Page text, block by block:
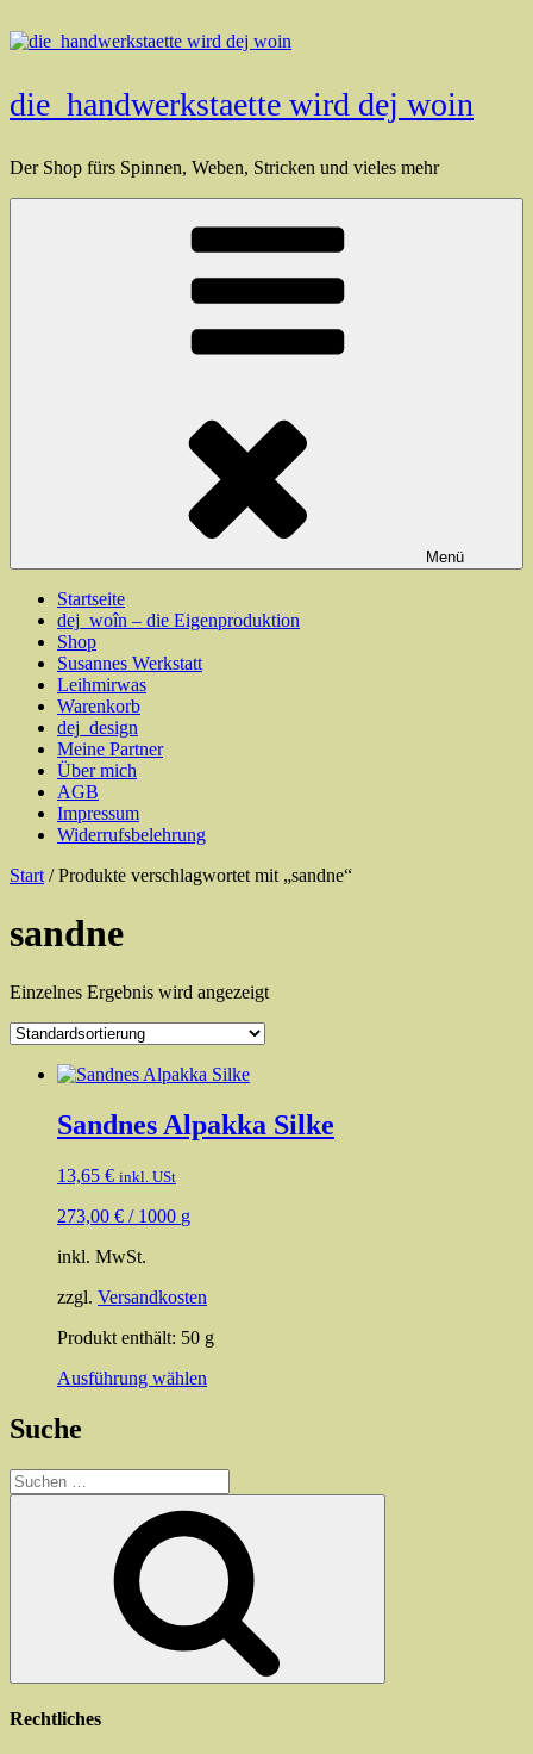
Inhalt
die_handwerkstaette wird dej woin
Der Shop fürs Spinnen, Weben, Stricken und vieles mehr
Menü
Startseite
dej_woîn – die Eigenproduktion
Shop
Susannes Werkstatt
Leihmirwas
Warenkorb
dej_design
Meine Partner
Über mich
AGB
Impressum
Widerrufsbelehrung
Start / Produkte verschlagwortet mit „sandne“
sandne
Einzelnes Ergebnis wird angezeigt
Sandnes Alpakka Silke
13,65 € inkl. USt
273,00 € / 1000 g
inkl. MwSt.
zzgl. Versandkosten
Produkt enthält: 50 g
Ausführung wählen
Optionen
können
auf
der
Produktseite
gewählt
werden
Suche
Suchen
nach:
Rechtliches